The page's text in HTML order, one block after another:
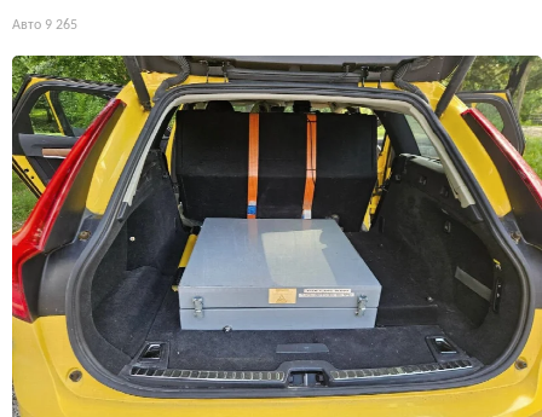
Авто 9 265